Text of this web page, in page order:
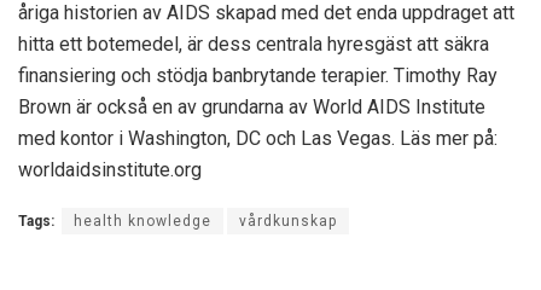
åriga historien av AIDS skapad med det enda uppdraget att
hitta ett botemedel, är dess centrala hyresgäst att säkra
finansiering och stödja banbrytande terapier. Timothy Ray
Brown är också en av grundarna av World AIDS Institute
med kontor i Washington, DC och Las Vegas. Läs mer på:
worldaidsinstitute.org
Tags: health knowledge vårdkunskap